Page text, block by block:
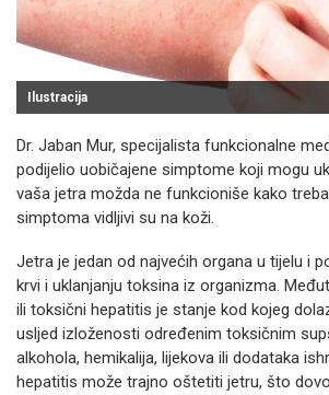
Ilustracija
Dr. Jaban Mur, specijalista funkcionalne
podijelio uobičajene simptome koji mogu
vaša jetra možda ne funkcioniše kako
simptoma vidljivi su na koži.
Jetra je jedan od najvećih organa u tijelu i
krvi i uklanjanju toksina iz organizma.
ili toksični hepatitis je stanje kod kojeg
usljed izloženosti određenim toksičnim
alkohola, hemikalija, lijekova ili dodataka
hepatitis može trajno oštetiti jetru, što